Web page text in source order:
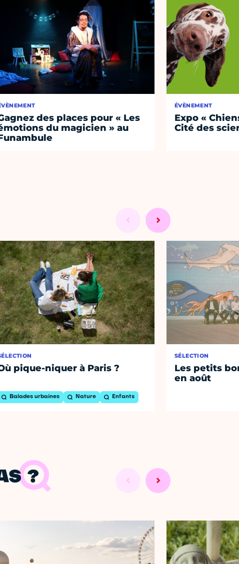
des places pour « Les
du magicien » au
ÉVÈNEMENT
Expo «
Cité des
pique-niquer à Paris ?
Balades urbaines Nature Enfants
SÉLECTION
Les petits
en août
?